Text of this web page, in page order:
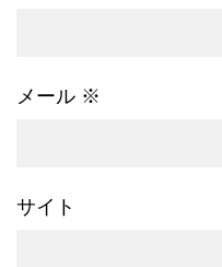
メール ※
サイト